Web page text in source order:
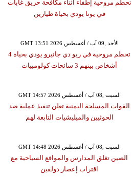
تحطم مروحية إطفاء أثناء مكافحة حريق غابات
في يوتا يودي بحياة طيارين
GMT 13:51 2026 الأحد ,09 آب / أغسطس
تحطم مروحية في ريو دي جانيرو يودي بحياة 4
أشخاص بينهم 3 سائحات كولومبيات
GMT 14:57 2026 السبت ,08 آب / أغسطس
القوات المسلحة اليمنية تعلن تنفيذ عملية ضد
الحوثيين والميليشيات التابعة لهم
GMT 14:48 2026 السبت ,08 آب / أغسطس
الصين تغلق المدارس والمواقع السياحية مع
اقتراب إعصار دولفين